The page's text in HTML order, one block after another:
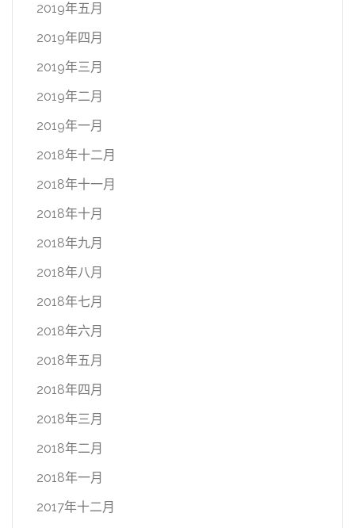
2019年五月
2019年四月
2019年三月
2019年二月
2019年一月
2018年十二月
2018年十一月
2018年十月
2018年九月
2018年八月
2018年七月
2018年六月
2018年五月
2018年四月
2018年三月
2018年二月
2018年一月
2017年十二月